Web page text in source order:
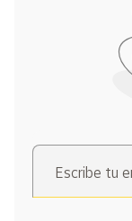
Escribe tu